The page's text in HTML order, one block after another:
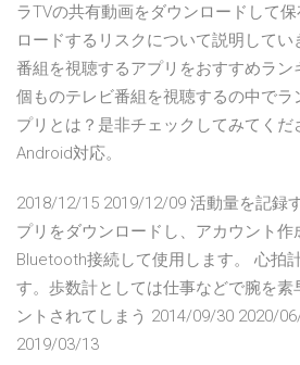
ラTVの共有動画をダウンロードして
ロードするリスクについて説明して
番組を視聴するアプリをおすすめラン
個ものテレビ番組を視聴するの中でラ
プリとは？是非チェックしてみてくだ
Android対応。
2018/12/15 2019/12/09 活動量を記録
プリをダウンロードし、アカウント作
Bluetooth接続して使用します。 心拍
す。歩数計としては仕事などで腕を素
ントされてしまう 2014/09/30 2020/
2019/03/13